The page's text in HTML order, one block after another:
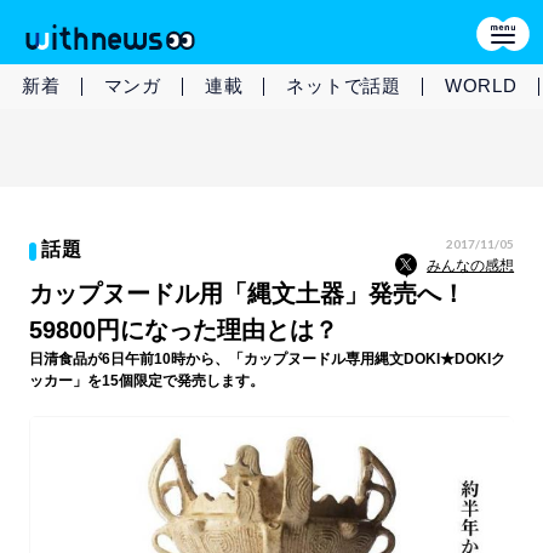
新着 マンガ 連載 ネットで話題 WORLD
話題 2017/11/05
みんなの感想
カップヌードル用「縄文土器」発売へ！
59800円になった理由とは？
日清食品が6日午前10時から、「カップヌードル専用縄文DOKI★DOKIク
ッカー」を15個限定で発売します。